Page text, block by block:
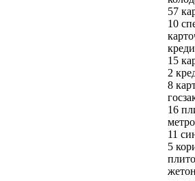
57
10
15
2
8
16
11
5